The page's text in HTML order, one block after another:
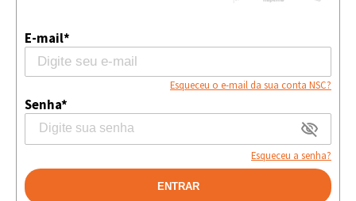
E-mail*
Esqueceu o e-mail da sua conta NSC?
Senha*
Esqueceu a senha?
ENTRAR